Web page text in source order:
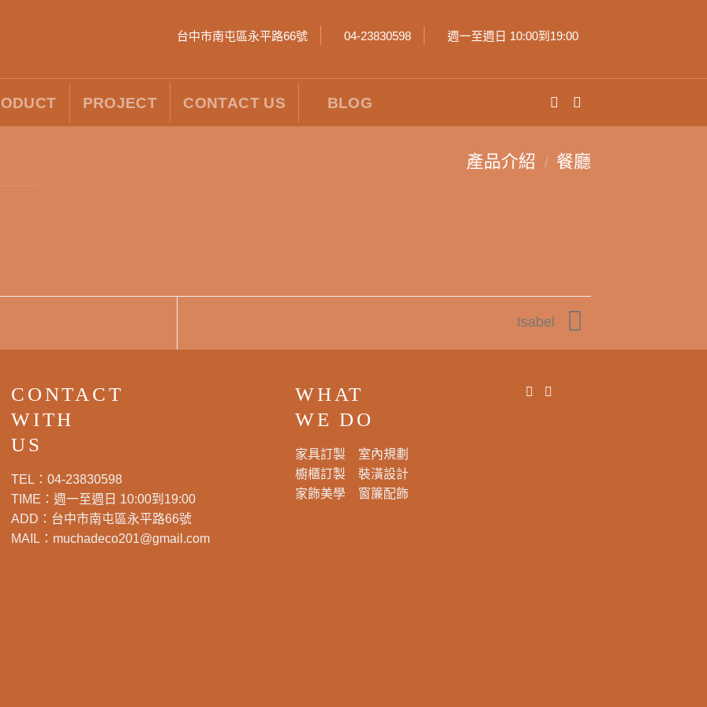
台中市南屯區永平路66號 04-23830598 週一至週日 10:00到19:00
PROJECT CONTACT US BLOG
產品介紹 / 餐廳
Isabel
CONTACT
WITH
US
TEL： 04-23830598
TIME：週一至週日 10:00到19:00
ADD： 台中市南屯區永平路66號
MAIL： muchadeco201@gmail.com
WHAT
WE DO
家具訂製
室內規劃
櫥櫃訂製
裝潢設計
家飾美學
窗簾配飾